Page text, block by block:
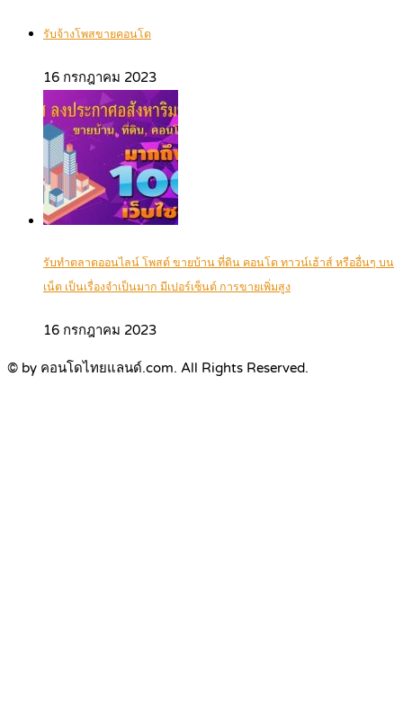
รับจ้างโพสขายคอนโด
16 กรกฎาคม 2023
รับทำตลาดออนไลน์ โพสต์ ขายบ้าน ที่ดิน คอนโด ทาวน์เฮ้าส์ หรืออื่นๆ บน
เน็ต เป็นเรื่องจำเป็นมาก มีเปอร์เซ็นต์ การขายเพิ่มสูง
16 กรกฎาคม 2023
© by คอนโดไทยแลนด์.com. All Rights Reserved.